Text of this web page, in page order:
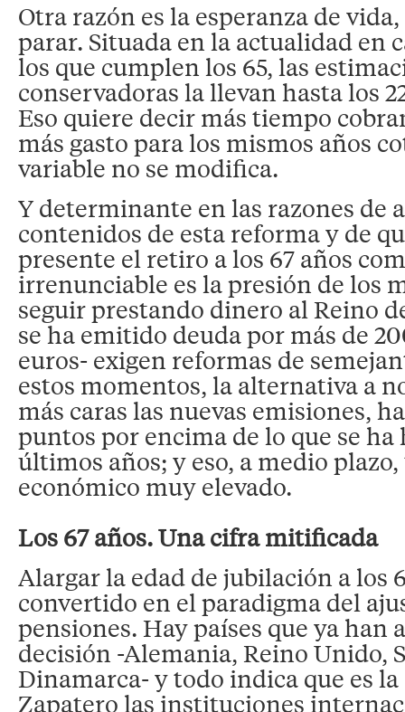
Otra razón es la esperanza de
parar. Situada en la actualidad en
los que cumplen los 65, las
conservadoras la llevan hasta los
Eso quiere decir más tiempo
más gasto para los mismos años
variable no se modifica.
Y determinante en las razones de
contenidos de esta reforma y de
presente el retiro a los 67 años
irrenunciable es la presión de los
seguir prestando dinero al Reino
se ha emitido deuda por más de
euros- exigen reformas de
estos momentos, la alternativa a
más caras las nuevas emisiones,
puntos por encima de lo que se ha
últimos años; y eso, a medio
económico muy elevado.
Los 67 años. Una cifra mitificada
Alargar la edad de jubilación a los
convertido en el paradigma del
pensiones. Hay países que ya han
decisión -Alemania, Reino Unido,
Dinamarca- y todo indica que es
Zapatero las instituciones